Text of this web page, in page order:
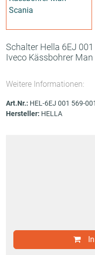
Schalter Hella 6EJ
Iveco Kässbohrer Man
Weitere Informationen:
Art.Nr.: HEL-6EJ 001 569-001
Hersteller: HELLA